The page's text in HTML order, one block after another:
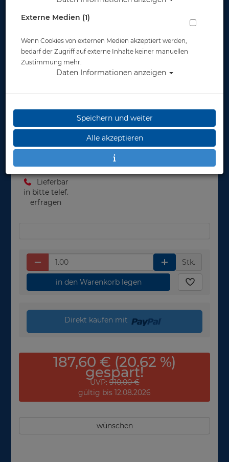
Alu Doppelgerät mit Absperrbrücke und
V4tec Schellen 2x11.1 L - 207bar
Artikelnr.: pol-14111
Herstellerpreis: 910,00 €
722,40 €
Lieferbar
in bitte telef.
erfragen
Stk.
in den Warenkorb legen
Direkt kaufen mit
187,60 € (20.62 %)
gespart!
UVP:910,00 €
gültig bis 12.08.2026
wünschen
Externe Medien (1)
Wenn Cookies von externen Medien akzeptiert werden,
bedarf der Zugriff auf externe Inhalte keiner manuellen
Zustimmung mehr.
Daten Informationen anzeigen
Speichern und weiter
Alle akzeptieren